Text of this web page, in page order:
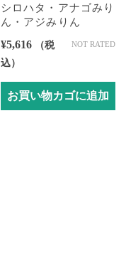
シロハタ・アナゴみり
ん・アジみりん
NOT RATED
¥5,616
（税
込）
お買い物カゴに追加